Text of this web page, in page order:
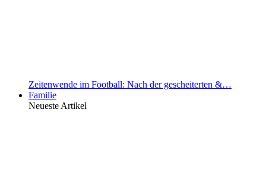
Zeitenwende im Football: Nach der gescheiterten &…
Familie
Neueste Artikel